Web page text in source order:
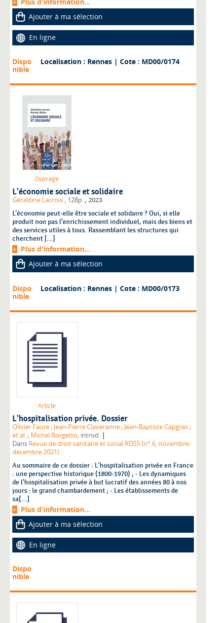
Plus d'information...
Ajouter à ma sélection
En ligne
Dispo
nible
Localisation : Rennes | Cote : MD00/0174
Ouvrage
L'économie sociale et solidaire
Géraldine Lacroix , 128p. 2023
L’économie peut-elle être sociale et solidaire ? Oui, si elle
produit non pas l’enrichissement individuel, mais des biens et
des services utiles à tous. Rassemblant les structures qui
cherchent [...]
Plus d'information...
Ajouter à ma sélection
Dispo
nible
Localisation : Rennes | Cote : MD00/0173
Article
L'hospitalisation privée. Dossier
Olivier Faure ; Jean-Pierre Claveranne ; Jean-Baptiste Capgras ;
et al. ; Michel Borgetto, introd. |
Dans Revue de droit sanitaire et social RDSS (n° 6, novembre-
décembre 2021)
Au sommaire de ce dossier : L'hospitalisation privée en France
: une perspective historique (1800-1970) ; - Les dynamiques
de l'hospitalisation privée à but lucratif des années 80 à nos
jours : le grand chambardement ; - Les établissements de
sa[...]
Plus d'information...
Ajouter à ma sélection
En ligne
Dispo
nible